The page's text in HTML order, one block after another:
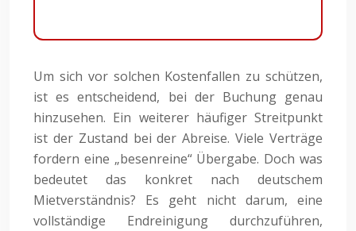
Um sich vor solchen Kostenfallen zu schützen,
ist es entscheidend, bei der Buchung genau
hinzusehen. Ein weiterer häufiger Streitpunkt
ist der Zustand bei der Abreise. Viele Verträge
fordern eine „besenreine“ Übergabe. Doch was
bedeutet das konkret nach deutschem
Mietverständnis? Es geht nicht darum, eine
vollständige Endreinigung durchzuführen,